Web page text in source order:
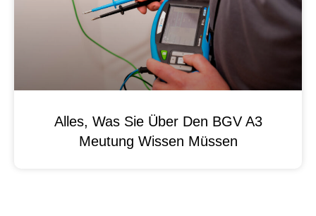
Alles, Was Sie Über Den BGV A3
Meutung Wissen Müssen